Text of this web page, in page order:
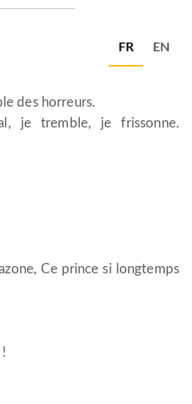
FR EN
des horreurs.
je tremble, je frissonne.
Ce prince si longtemps